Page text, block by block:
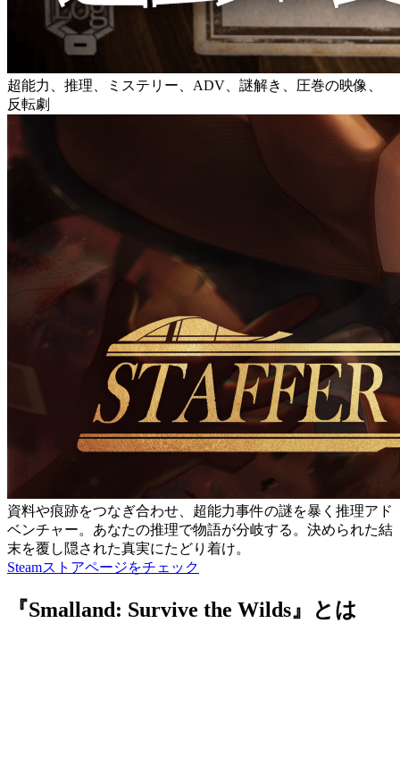
超能力、推理、ミステリー、ADV、謎解き、圧巻の映像、
反転劇
資料や痕跡をつなぎ合わせ、超能力事件の謎を暴く推理アド
ベンチャー。あなたの推理で物語が分岐する。決められた結
末を覆し隠された真実にたどり着け。
Steamストアページをチェック
『Smalland: Survive the Wilds』とは